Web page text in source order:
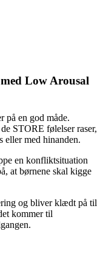
Low Arousal
en god måde.
STORE følelser raser,
eller med hinanden.
en konfliktsituation
at børnene skal kigge
og bliver klædt på til
kommer til